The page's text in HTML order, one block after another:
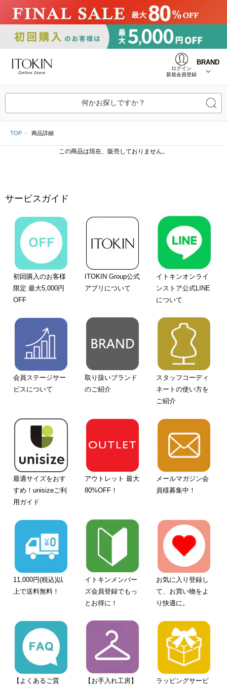
ログイン
新規会員登録
BRAND
何かお探しですか？
TOP 商品詳細
この商品は現在、販売しておりません。
サービスガイド
初回購入のお客様
限定 最大5,000円
OFF
ITOKIN Group公式
アプリについて
イトキンオンライ
ンストア公式LINE
について
会員ステージサー
ビスについて
取り扱いブランド
のご紹介
スタッフコーディ
ネートの使い方を
ご紹介
最適サイズをおす
すめ！unisizeご利
用ガイド
アウトレット 最大
80%OFF！
メールマガジン会
員様募集中！
11,000円(税込)以
上で送料無料！
イトキンメンバー
ズ会員登録でもっ
とお得に！
お気に入り登録し
て、お買い物をよ
り快適に。
【よくあるご質
【お手入れ工房】
ラッピングサービ